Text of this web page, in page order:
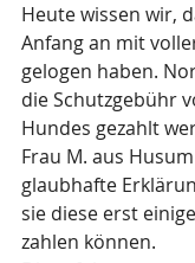
Heute wissen wir,
Anfang an mit
gelogen haben.
die Schutzgebühr
Hundes gezahlt
Frau M. aus
glaubhafte
sie diese erst
zahlen können.